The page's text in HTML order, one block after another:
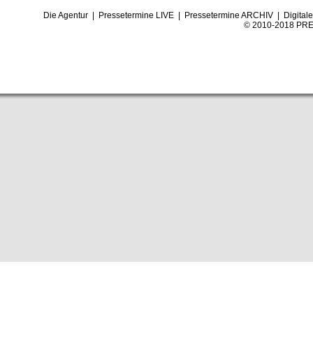
Die Agentur| Pressetermine LIVE| Pressetermine ARCHIV|
© 2010-2018